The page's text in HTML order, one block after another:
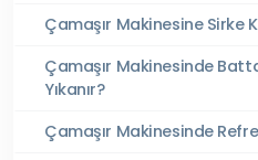
Çamaşır Makinesine Sirke
Çamaşır Makinesinde
Yıkanır?
Çamaşır Makinesinde